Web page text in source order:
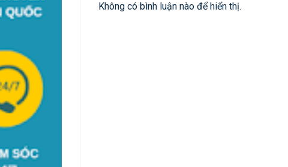
Không có bình luận nào để hiển thị.